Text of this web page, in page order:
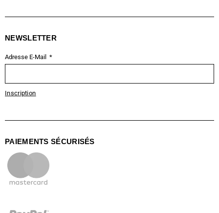
NEWSLETTER
Adresse E-Mail
Inscription
PAIEMENTS SÉCURISÉS